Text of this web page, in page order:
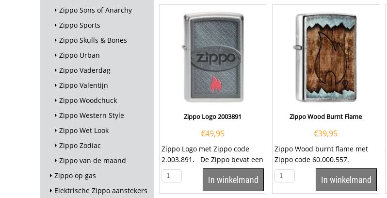
Zippo Sons of Anarchy
Zippo Sports
Zippo Skulls & Bones
Zippo Urban
Zippo Vaderdag
Zippo Valentijn
Zippo Woodchuck
Zippo Western Style
Zippo Wet Look
Zippo Zodiac
Zippo van de maand
Zippo op gas
Elektrische Zippo aanstekers
Zippo Logo 2003891
€49,95
Zippo Logo met Zippo code
2.003.891. De Zippo bevat een
kleurenprint met het Zippo
logo en het...
In winkelmand
Zippo Wood Burnt Flame
€39,95
Zippo Wood burnt flame met
Zippo code 60.000.557.
Chromen Zippo aansteker met
aan de...
In winkelmand